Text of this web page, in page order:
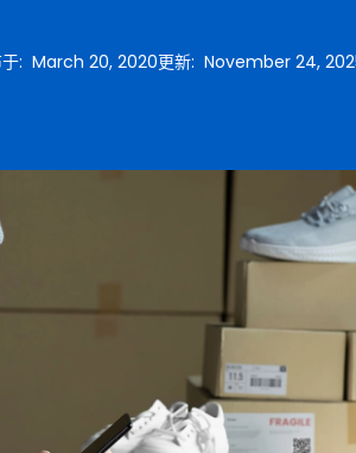
:March 20, 2020更新:November 24,